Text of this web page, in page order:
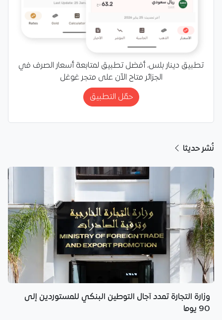
تطبيق دينار بلس، أفضل تطبيق لمتابعة أسعار الصرف في
الجزائر متاح الآن على متجر غوغل
حمّل التطبيق
نُشر حديثا
وزارة التجارة تمدد آجال التوطين البنكي للمستوردين إلى
90 يوما